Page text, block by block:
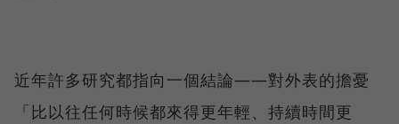
近年許多研究都指向一個結論——對外表的擔憂
「比以往任何時候都來得更年輕、持續時間更